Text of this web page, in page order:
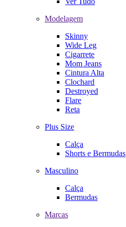
Modelagem
Skinny
Wide Leg
Cigarrete
Mom Jeans
Cintura Alta
Clochard
Destroyed
Flare
Reta
Plus Size
Calça
Shorts e Bermudas
Masculino
Calça
Bermudas
Marcas